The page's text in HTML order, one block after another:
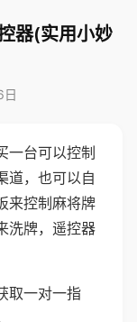
器(实用小妙
一台可以控制
道，也可以自
来控制麻将牌
洗牌，遥控器
取一对一指